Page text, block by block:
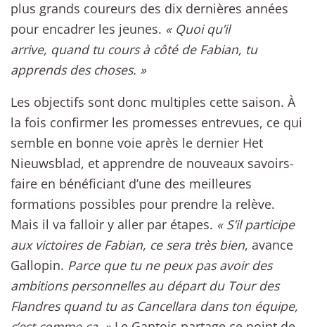
plus grands coureurs des dix dernières années
pour encadrer les jeunes. « Quoi qu’il
arrive, quand tu cours à côté de Fabian, tu
apprends des choses. »
Les objectifs sont donc multiples cette saison. À
la fois confirmer les promesses entrevues, ce qui
semble en bonne voie après le dernier Het
Nieuwsblad, et apprendre de nouveaux savoirs-
faire en bénéficiant d’une des meilleures
formations possibles pour prendre la relève.
Mais il va falloir y aller par étapes. « S’il participe
aux victoires de Fabian, ce sera très bien, avance
Gallopin. Parce que tu ne peux pas avoir des
ambitions personnelles au départ du Tour des
Flandres quand tu as Cancellara dans ton équipe,